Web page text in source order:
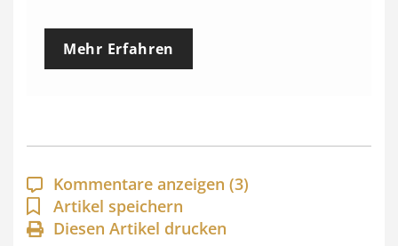
e
p
a
n
n
Mehr Erfahren
Kommentare anzeigen (3)
Artikel speichern
Diesen Artikel drucken